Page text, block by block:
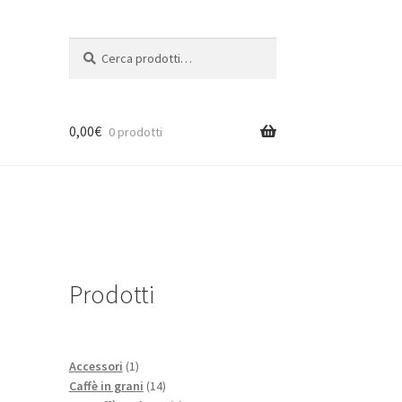
0,00€ 0 prodotti
Prodotti
Accessori 11
prodotto
Caffè in grani 1414